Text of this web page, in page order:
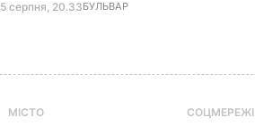
5 серпня, 20.33БУЛЬВАР
МІСТО СОЦМЕРЕЖІ